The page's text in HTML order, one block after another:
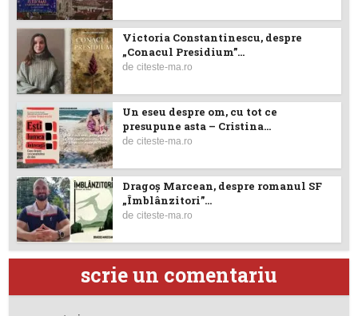
Victoria Constantinescu, despre
„Conacul Presidium”...
deciteste-ma.ro
Un eseu despre om, cu tot ce
presupune asta – Cristina...
deciteste-ma.ro
Dragoş Marcean, despre romanul SF
„Îmblânzitori”...
deciteste-ma.ro
scrie un comentariu